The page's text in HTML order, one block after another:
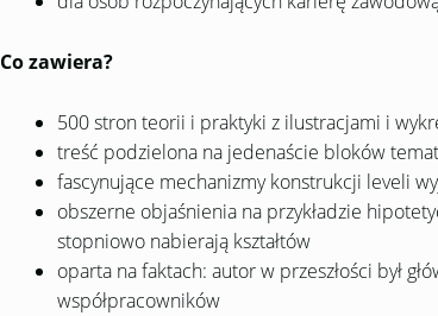
Co zawiera?
500 stron teorii i praktyki z ilustracjami i
treść podzielona na jedenaście bloków
fascynujące mechanizmy konstrukcji leveli
obszerne objaśnienia na przykładzie
stopniowo nabierają kształtów
oparta na faktach: autor w przeszłości był
współpracowników